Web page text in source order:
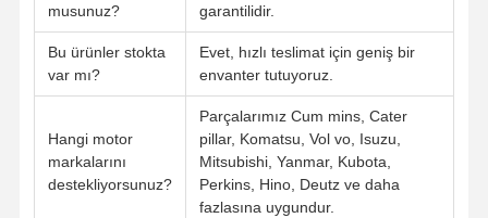
musunuz?
garantilidir.
Bu ürünler stokta
var mı?
Evet, hızlı teslimat için geniş bir
envanter tutuyoruz.
Hangi motor
markalarını
destekliyorsunuz?
Parçalarımız Cum mins, Cater
pillar, Komatsu, Vol vo, Isuzu,
Mitsubishi, Yanmar, Kubota,
Perkins, Hino, Deutz ve daha
fazlasına uygundur.